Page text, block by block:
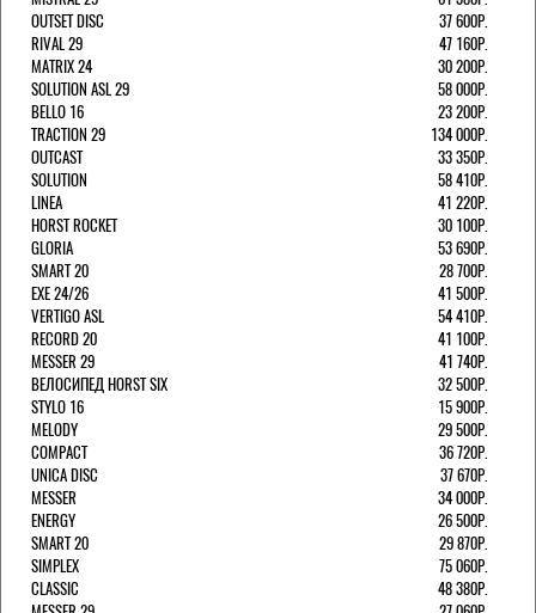
OUTSET DISC
37 600Р.
RIVAL 29
47 160Р.
MATRIX 24
30 200Р.
SOLUTION ASL 29
58 000Р.
BELLO 16
23 200Р.
TRACTION 29
134 000Р.
OUTCAST
33 350Р.
SOLUTION
58 410Р.
LINEA
41 220Р.
HORST ROCKET
30 100Р.
GLORIA
53 690Р.
SMART 20
28 700Р.
EXE 24/26
41 500Р.
VERTIGO ASL
54 410Р.
RECORD 20
41 100Р.
MESSER 29
41 740Р.
ВЕЛОСИПЕД HORST SIX
32 500Р.
STYLO 16
15 900Р.
MELODY
29 500Р.
COMPACT
36 720Р.
UNICA DISC
37 670Р.
MESSER
34 000Р.
ENERGY
26 500Р.
SMART 20
29 870Р.
SIMPLEX
75 060Р.
CLASSIC
48 380Р.